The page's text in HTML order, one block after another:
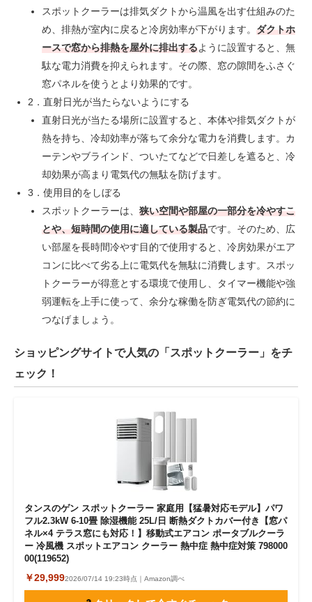
スポットクーラーは排気ダクトから温風を出す仕組みのた
め、排熱が室内に戻ると冷房効率が下がります。 ダクトホ
ースで窓から排熱を屋外に排出するように設置すると、無
駄な電力消費を抑えられます。その際、窓の隙間をふさぐ
窓パネルを使うとより効果的です。
2．直射日光が当たらないようにする
直射日光が当たる場所に設置すると、本体や排気ダクトが
熱を持ち、冷却効率が落ちて余分な電力を消費します。カ
ーテンやブラインド、ついたてなどで日差しを遮ると、冷
却効果が高まり電気代の無駄を防げます。
3．使用目的をしぼる
スポットクーラーは、 狭い空間や部屋の一部分を冷やすこ
とや、短時間の使用に適している製品です。そのため、広
い部屋を長時間冷やす目的で使用すると、冷房効果がエア
コンに比べて劣る上に電気代を無駄に消費します。スポッ
トクーラーが得意とする環境で使用し、タイマー機能や強
弱運転を上手に使って、余分な稼働を防ぎ電気代の節約に
つなげましょう。
ショッピングサイトで人気の「スポットクーラー」をチ
ェック！
タンスのゲン スポットクーラー 家庭用【猛暑対応モデル】パワ
フル2.3kW 6-10畳 除湿機能 25L/日 断熱ダクトカバー付き【窓パ
ネル×4 テラス窓にも対応！】移動式エアコン ポータブルクーラ
ー 冷風機 スポットエアコン クーラー 熱中症 熱中症対策 798000
00(119652)
￥29,9992026/07/14 19:23時点｜Amazon調べ